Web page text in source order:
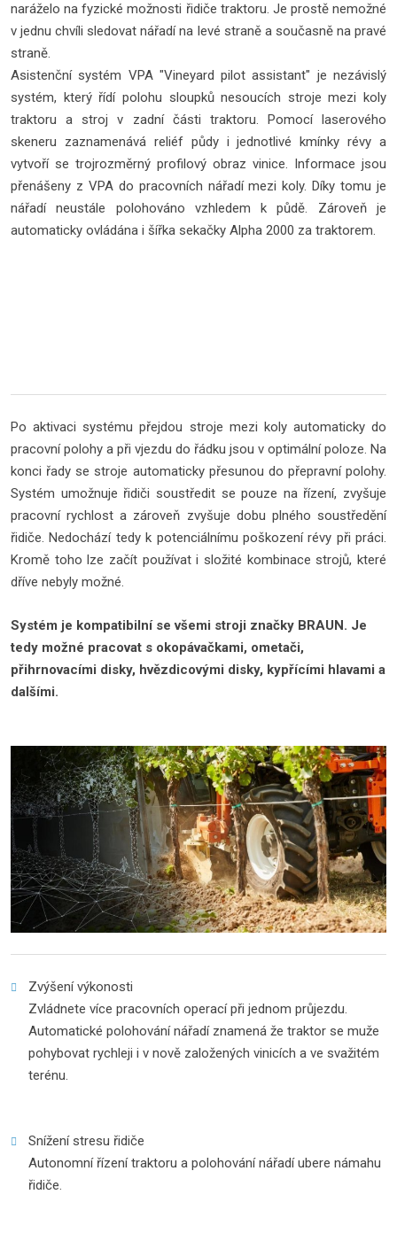
naráželo na fyzické možnosti řidiče traktoru. Je prostě nemožné
v jednu chvíli sledovat nářadí na levé straně a současně na pravé
straně.
Asistenční systém VPA "Vineyard pilot assistant" je nezávislý
systém, který řídí polohu sloupků nesoucích stroje mezi koly
traktoru a stroj v zadní části traktoru. Pomocí laserového
skeneru zaznamenává reliéf půdy i jednotlivé kmínky révy a
vytvoří se trojrozměrný profilový obraz vinice. Informace jsou
přenášeny z VPA do pracovních nářadí mezi koly. Díky tomu je
nářadí neustále polohováno vzhledem k půdě. Zároveň je
automaticky ovládána i šířka sekačky Alpha 2000 za traktorem.
Po aktivaci systému přejdou stroje mezi koly automaticky do
pracovní polohy a při vjezdu do řádku jsou v optimální poloze. Na
konci řady se stroje automaticky přesunou do přepravní polohy.
Systém umožnuje řidiči soustředit se pouze na řízení, zvyšuje
pracovní rychlost a zároveň zvyšuje dobu plného soustředění
řidiče. Nedochází tedy k potenciálnímu poškození révy při práci.
Kromě toho lze začít používat i složité kombinace strojů, které
dříve nebyly možné.
Systém je kompatibilní se všemi stroji značky BRAUN. Je
tedy možné pracovat s okopávačkami, ometači,
přihrnovacími disky, hvězdicovými disky, kypřícími hlavami a
dalšími.
Zvýšení výkonosti
Zvládnete více pracovních operací při jednom průjezdu.
Automatické polohování nářadí znamená že traktor se muže
pohybovat rychleji i v nově založených vinicích a ve svažitém
terénu.
Snížení stresu řidiče
Autonomní řízení traktoru a polohování nářadí ubere námahu
řidiče.